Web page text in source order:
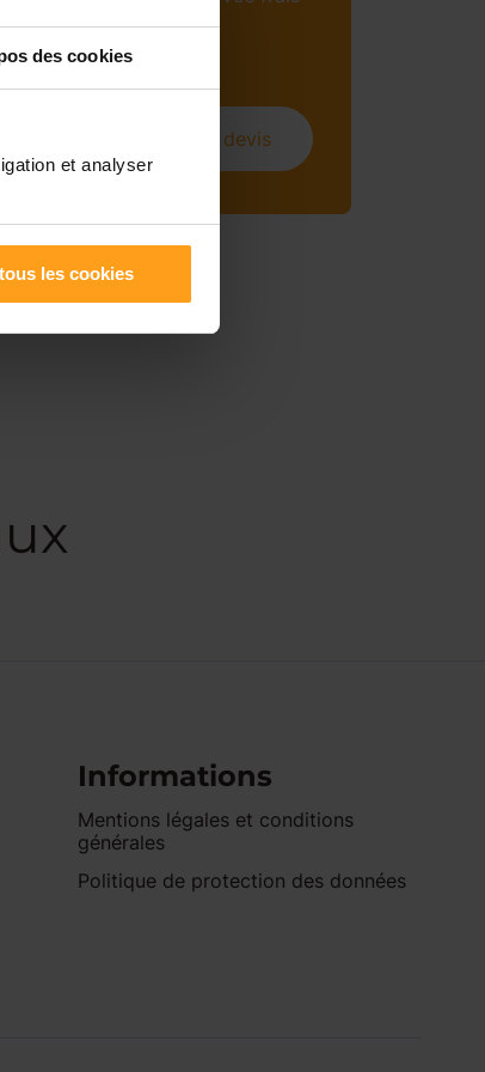
des cookies
et analyser
les cookies
mensuels (sous
conditions).
Obtenir un devis
Informations
Mentions légales et conditions
générales
Politique de protection des données